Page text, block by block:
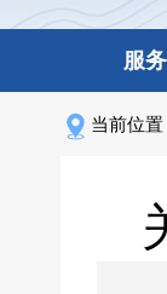
服
当前位置